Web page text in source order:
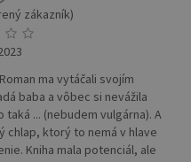
zákazník)
ma vytáčali svojím
baba a vôbec si nevážila
... (nebudem vulgárna). A
chlap, ktorý to nemá v hlave
Kniha mala potenciál, ale